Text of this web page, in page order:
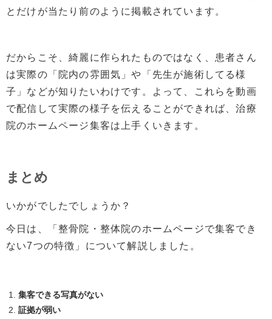
とだけが当たり前のように掲載されています。
だからこそ、綺麗に作られたものではなく、患者さん
は実際の「院内の雰囲気」や「先生が施術してる様
子」などが知りたいわけです。よって、これらを動画
で配信して実際の様子を伝えることができれば、治療
院のホームページ集客は上手くいきます。
まとめ
いかがでしたでしょうか？
今日は、「整骨院・整体院のホームページで集客でき
ない7つの特徴」について解説しました。
集客できる写真がない
証拠が弱い